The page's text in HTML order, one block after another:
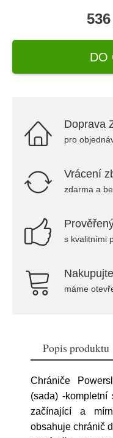
DO
Doprava
pro
Vrácení
zdarma a
s kvalitními
máme
Popis produktu
Chrániče
(sada) -
začínající a
obsahuje chránič